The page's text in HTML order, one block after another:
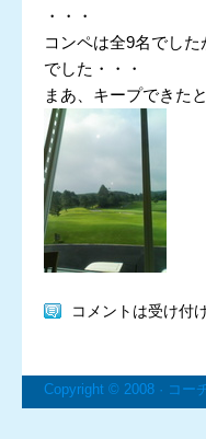
・・・
コンペは全9名でし
でした・・・
まあ、キープできた
コメントは受け付
Copyright © 2008 · コー